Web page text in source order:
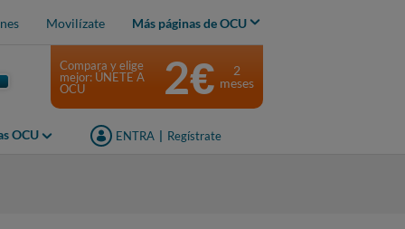
Movilízate Más páginas de OCU
OCU ENTRA Regístrate
Compara y elige
mejor: ÚNETE A
OCU
2€
2
meses